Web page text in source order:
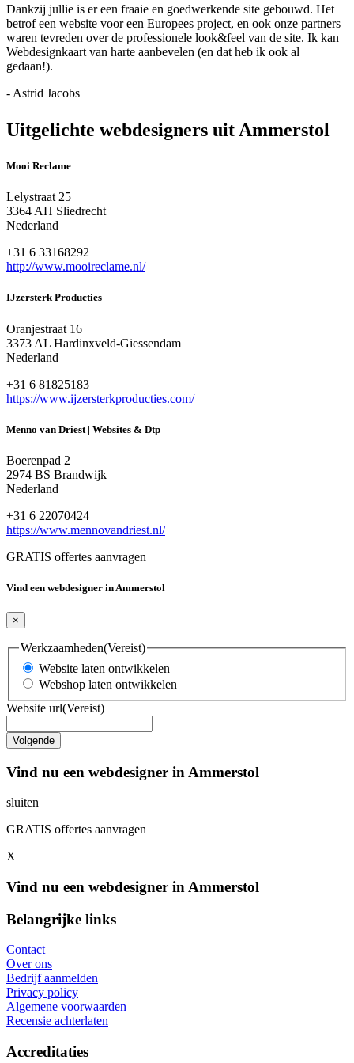
Dankzij jullie is er een fraaie en goedwerkende site gebouwd. Het
betrof een website voor een Europees project, en ook onze partners
waren tevreden over de professionele look&feel van de site. Ik kan
Webdesignkaart van harte aanbevelen (en dat heb ik ook al
gedaan!).
- Astrid Jacobs
Uitgelichte webdesigners uit Ammerstol
Mooi Reclame
Lelystraat 25
3364 AH Sliedrecht
Nederland
+31 6 33168292
http://www.mooireclame.nl/
IJzersterk Producties
Oranjestraat 16
3373 AL Hardinxveld-Giessendam
Nederland
+31 6 81825183
https://www.ijzersterkproducties.com/
Menno van Driest | Websites & Dtp
Boerenpad 2
2974 BS Brandwijk
Nederland
+31 6 22070424
https://www.mennovandriest.nl/
GRATIS offertes aanvragen
Vind een webdesigner in Ammerstol
×
Werkzaamheden(Vereist)
Website laten ontwikkelen
Webshop laten ontwikkelen
Website url(Vereist)
Vind nu een webdesigner in Ammerstol
sluiten
GRATIS offertes aanvragen
X
Vind nu een webdesigner in Ammerstol
Belangrijke links
Contact
Over ons
Bedrijf aanmelden
Privacy policy
Algemene voorwaarden
Recensie achterlaten
Accreditaties